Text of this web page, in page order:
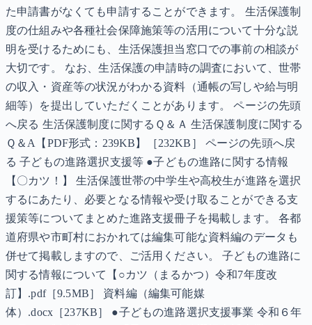
た申請書がなくても申請することができます。 生活保護制
度の仕組みや各種社会保障施策等の活用について十分な説
明を受けるためにも、生活保護担当窓口での事前の相談が
大切です。 なお、生活保護の申請時の調査において、世帯
の収入・資産等の状況がわかる資料（通帳の写しや給与明
細等）を提出していただくことがあります。 ページの先頭
へ戻る 生活保護制度に関するＱ＆Ａ 生活保護制度に関する
Ｑ＆A【PDF形式：239KB】［232KB］ ページの先頭へ戻
る 子どもの進路選択支援等 ●子どもの進路に関する情報
【〇カツ！】 生活保護世帯の中学生や高校生が進路を選択
するにあたり、必要となる情報や受け取ることができる支
援策等についてまとめた進路支援冊子を掲載します。 各都
道府県や市町村におかれては編集可能な資料編のデータも
併せて掲載しますので、ご活用ください。 子どもの進路に
関する情報について【○カツ（まるかつ）令和7年度改
訂】.pdf［9.5MB］ 資料編（編集可能媒
体）.docx［237KB］ ●子どもの進路選択支援事業 令和６年